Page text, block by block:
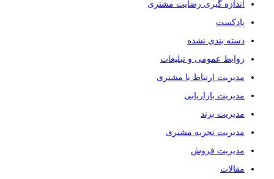
اندازه گیری رضایت مشتری
پادکست
دسته بندی نشده
روابط عمومی و تبلیغات
مدیریت ارتباط با مشتری
مدیریت بازاریابی
مدیریت برند
مدیریت تجربه مشتری
مدیریت فروش
مقالات